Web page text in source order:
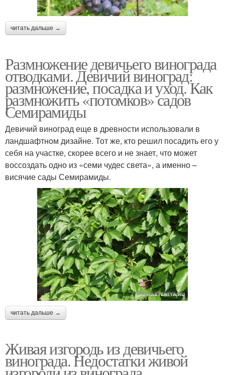
читать дальше →
Размножение девичьего винограда
отводками. Девичий виноград:
размножение, посадка и уход. Как
размножить «потомков» садов
Семирамиды
Девичий виноград еще в древности использовали в
ландшафтном дизайне. Тот же, кто решил посадить его у
себя на участке, скорее всего и не знает, что может
воссоздать одно из «семи чудес света», а именно –
висячие сады Семирамиды.
читать дальше →
Живая изгородь из девичьего
винограда. Недостатки живой